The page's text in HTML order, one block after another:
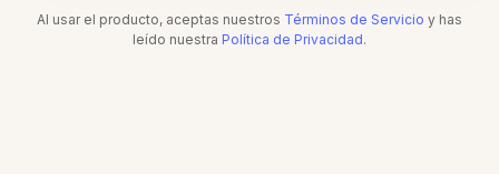
Al usar el producto, aceptas nuestros Términos de Servicio y has
leído nuestra Política de Privacidad.